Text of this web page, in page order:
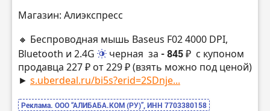
Магазин: Алиэкспресс
🔸 Беспроводная мышь Baseus F02 4000 DPI,
Bluetooth и 2.4G
черная за - 845 ₽ с купоном
продавца 227 ₽ от 229 ₽ (взять можно под ценой)
► s.uberdeal.ru/bi5s?erid=2SDnje...
Реклама. ООО “АЛИБАБА.КОМ (РУ)”, ИНН 7703380158